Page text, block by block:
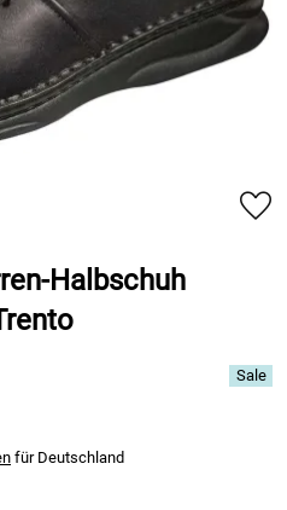
Halbschuh
für Deutschland